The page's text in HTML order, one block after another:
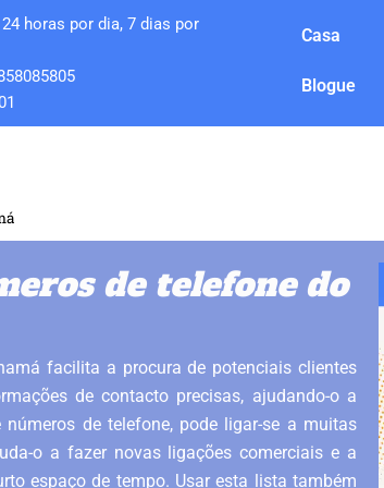
horas por dia, 7 dias por
Casa
Blogue
de telefone do
facilita a procura de potenciais clientes
de contacto precisas, ajudando-o a
de telefone, pode ligar-se a muitas
o a fazer novas ligações comerciais e a
espaço de tempo. Usar esta lista também